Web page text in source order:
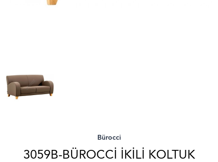
Bürocci
3059B-BÜROCCI İKILI KOLTUK